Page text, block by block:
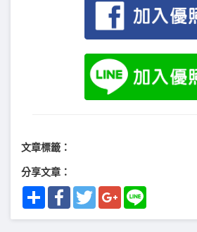
文章標籤：
分享文章：
Share FacebookTwitterGoogle+